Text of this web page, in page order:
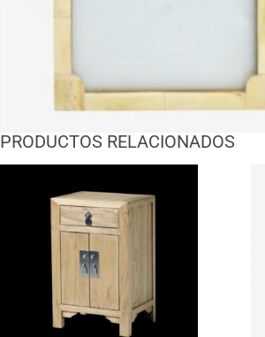
PRODUCTOS RELACIONADOS